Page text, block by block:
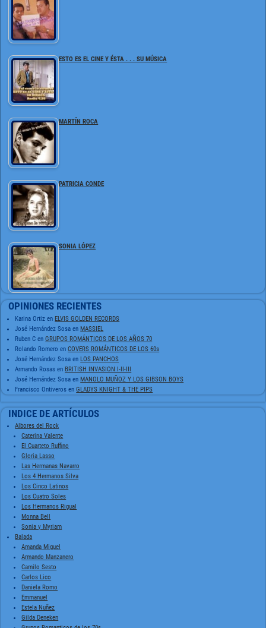
ESTO ES EL CINE Y ÉSTA . . . SU MÚSICA
MARTÍN ROCA
PATRICIA CONDE
SONIA LÓPEZ
OPINIONES RECIENTES
Karina Ortiz enELVIS GOLDEN RECORDS
José Hernández Sosa enMASSIEL
Ruben C enGRUPOS ROMÁNTICOS DE LOS AÑOS 70
Rolando Romero enCOVERS ROMÁNTICOS DE LOS 60s
José Hernández Sosa enLOS PANCHOS
Armando Rosas enBRITISH INVASION I-II-III
José Hernández Sosa enMANOLO MUÑOZ Y LOS GIBSON BOYS
Francisco Ontiveros enGLADYS KNIGHT & THE PIPS
INDICE DE ARTÍCULOS
Albores del Rock
Caterina Valente
El Cuarteto Ruffino
Gloria Lasso
Las Hermanas Navarro
Los 4 Hermanos Silva
Los Cinco Latinos
Los Cuatro Soles
Los Hermanos Rigual
Monna Bell
Sonia y Myriam
Balada
Amanda Miguel
Armando Manzanero
Camilo Sesto
Carlos Lico
Daniela Romo
Emmanuel
Estela Nuñez
Gilda Deneken